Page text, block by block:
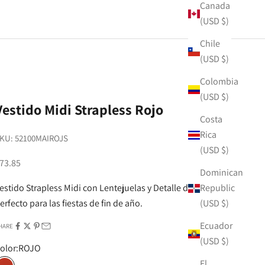
Canada
(USD $)
Chile
(USD $)
Colombia
(USD $)
Costa
Rica
(USD $)
Dominican
Republic
(USD $)
Ecuador
(USD $)
Midi Strapless Rojo
52100MAIROJS
price
Strapless Midi con Lentejuelas y Detalle de Lazo.
para las fiestas de fin de año.
ROJO